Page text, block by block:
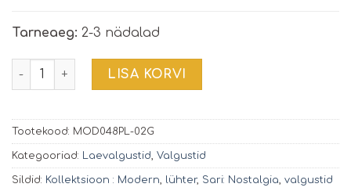
Tarneaeg: 2-3 nädalad
Rippvalgusti Nostalgia | MOD048PL-02G kogus
LISA KORVI
Tootekood: MOD048PL-02G
Kategooriad: Laevalgustid, Valgustid
Sildid: Kollektsioon : Modern, lühter, Sari: Nostalgia, valgustid